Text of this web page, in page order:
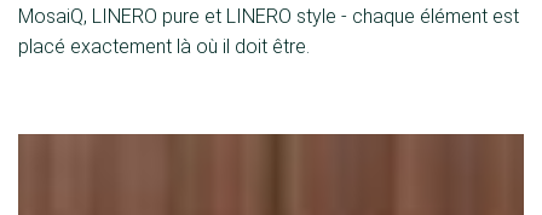
MosaiQ, LINERO pure et LINERO style - chaque élément est
placé exactement là où il doit être.